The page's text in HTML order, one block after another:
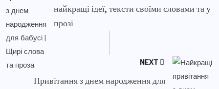
найкращі ідеї, тексти своїми словами та у
прозі
NEXT
Привітання з днем народження для